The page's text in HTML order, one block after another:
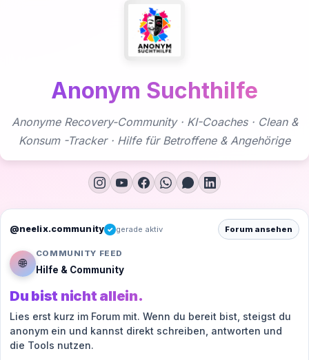
Anonym Suchthilfe
Anonyme Recovery-Community · KI-Coaches · Clean &
Konsum -Tracker · Hilfe für Betroffene & Angehörige
@neelix.community ✓ gerade aktiv Forum ansehen
🌐
COMMUNITY FEED
Hilfe & Community
Du bist nicht allein.
Lies erst kurz im Forum mit. Wenn du bereit bist, steigst du
anonym ein und kannst direkt schreiben, antworten und
die Tools nutzen.